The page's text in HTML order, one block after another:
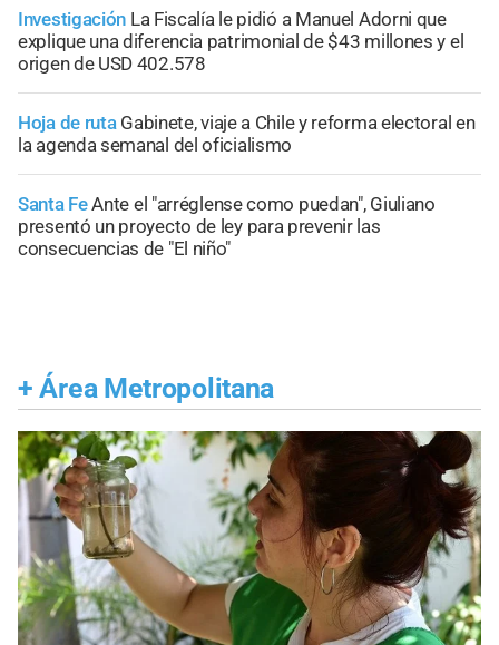
Investigación La Fiscalía le pidió a Manuel Adorni que
explique una diferencia patrimonial de $43 millones y el
origen de USD 402.578
Hoja de ruta Gabinete, viaje a Chile y reforma electoral en
la agenda semanal del oficialismo
Santa FeAnte el "arréglense como puedan", Giuliano
presentó un proyecto de ley para prevenir las
consecuencias de "El niño"
+ Área Metropolitana